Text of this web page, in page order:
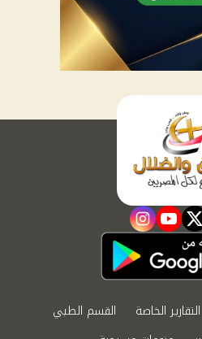
twitter
youtube
instagram
التقارير الخاصة
القسم الطبي